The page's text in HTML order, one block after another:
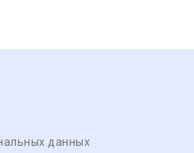
данных